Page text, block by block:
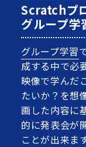
Scratchプ
グループ学
グループ学習
成する中で必
映像で学んだ
たいか？を想
画した内容に
的に発表会が
ことが出来ます